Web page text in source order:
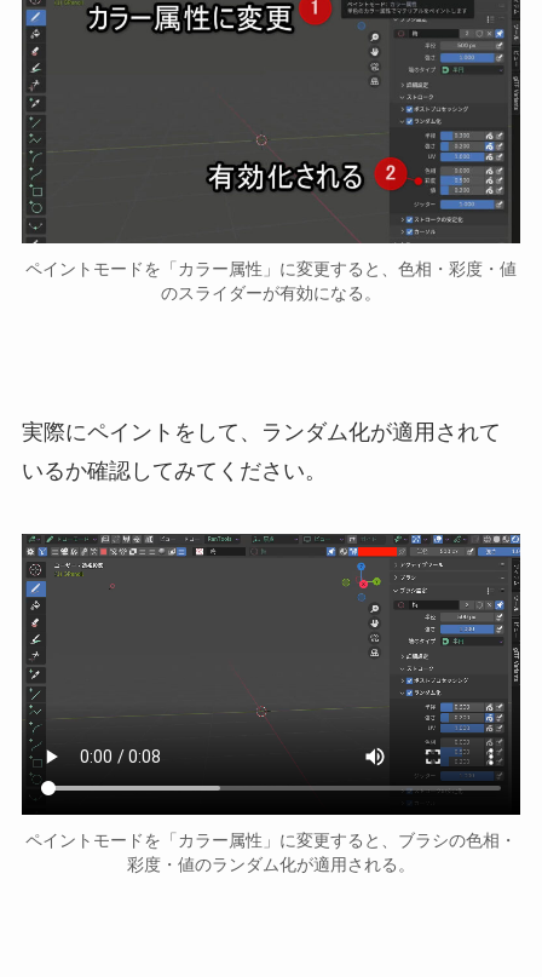
ペイントモードを「カラー属性」に変更すると、色相・彩度・値
のスライダーが有効になる。
実際にペイントをして、ランダム化が適用されて
いるか確認してみてください。
ペイントモードを「カラー属性」に変更すると、ブラシの色相・
彩度・値のランダム化が適用される。